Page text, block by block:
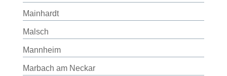
Mainhardt
Malsch
Mannheim
Marbach am Neckar